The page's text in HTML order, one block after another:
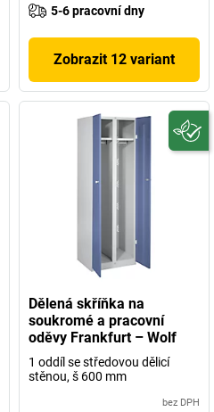
5-6 pracovní dny
Zobrazit 12 variant
Dělená skříňka na
soukromé a pracovní
oděvy Frankfurt – Wolf
1 oddíl se středovou dělicí
stěnou, š 600 mm
bez DPH